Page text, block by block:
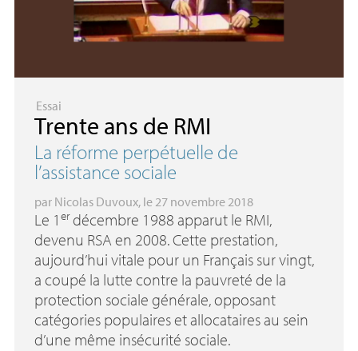
Essai
Trente ans de RMI
La réforme perpétuelle de
l’assistance sociale
par Nicolas Duvoux, le 27 novembre 2018
Le 1 erdécembre 1988 apparut le RMI,
devenu RSA en 2008. Cette prestation,
aujourd’hui vitale pour un Français sur vingt,
a coupé la lutte contre la pauvreté de la
protection sociale générale, opposant
catégories populaires et allocataires au sein
d’une même insécurité sociale.